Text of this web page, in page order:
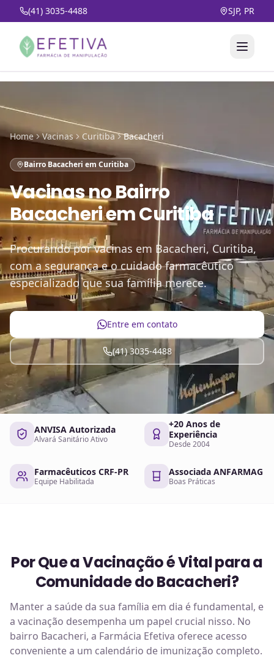
(41) 3035-4488 SJP, PR
Home Vacinas Curitiba Bacacheri
Bairro Bacacheri em Curitiba
VacinasnoBairro
Bacacheri em Curitiba
Procurando por vacinas em Bacacheri, Curitiba,
com a segurança e o cuidado farmacêutico
especializado que sua família merece.
Entre em contato
(41) 3035-4488
ANVISA Autorizada
Alvará Sanitário Ativo
+20 Anos de
Experiência
Desde 2004
Farmacêuticos CRF-PR
Equipe Habilitada
Associada ANFARMAG
Boas Práticas
Por Que a Vacinação é Vital para a
Comunidade do Bacacheri?
Manter a saúde da sua família em dia é fundamental, e
a vacinação desempenha um papel crucial nisso. No
bairro Bacacheri, a Farmácia Efetiva oferece acesso
conveniente a um calendário de imunização completo.